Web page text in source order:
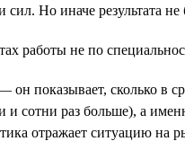
Но иначе результата не
работы не по
показывает, сколько в
и сотни раз больше), а
отражает ситуацию на